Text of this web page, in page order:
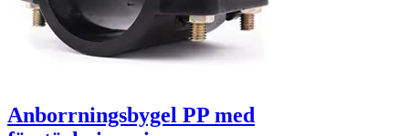
Anborrningsbygel PP med